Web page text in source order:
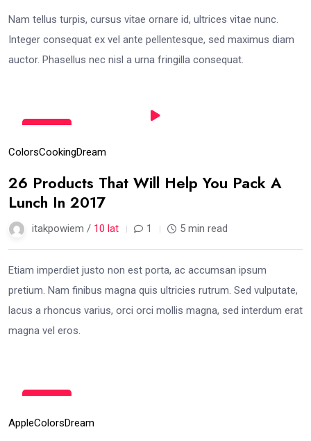
Nam tellus turpis, cursus vitae ornare id, ultrices vitae nunc.
Integer consequat ex vel ante pellentesque, sed maximus diam
auctor. Phasellus nec nisl a urna fringilla consequat.
gru
ColorsCookingDream
26 Products That Will Help You Pack A
Lunch In 2017
itakpowiem / 10 lat 1 5 min read
Etiam imperdiet justo non est porta, ac accumsan ipsum
pretium. Nam finibus magna quis ultricies rutrum. Sed vulputate,
lacus a rhoncus varius, orci orci mollis magna, sed interdum erat
magna vel eros.
gru
AppleColorsDream